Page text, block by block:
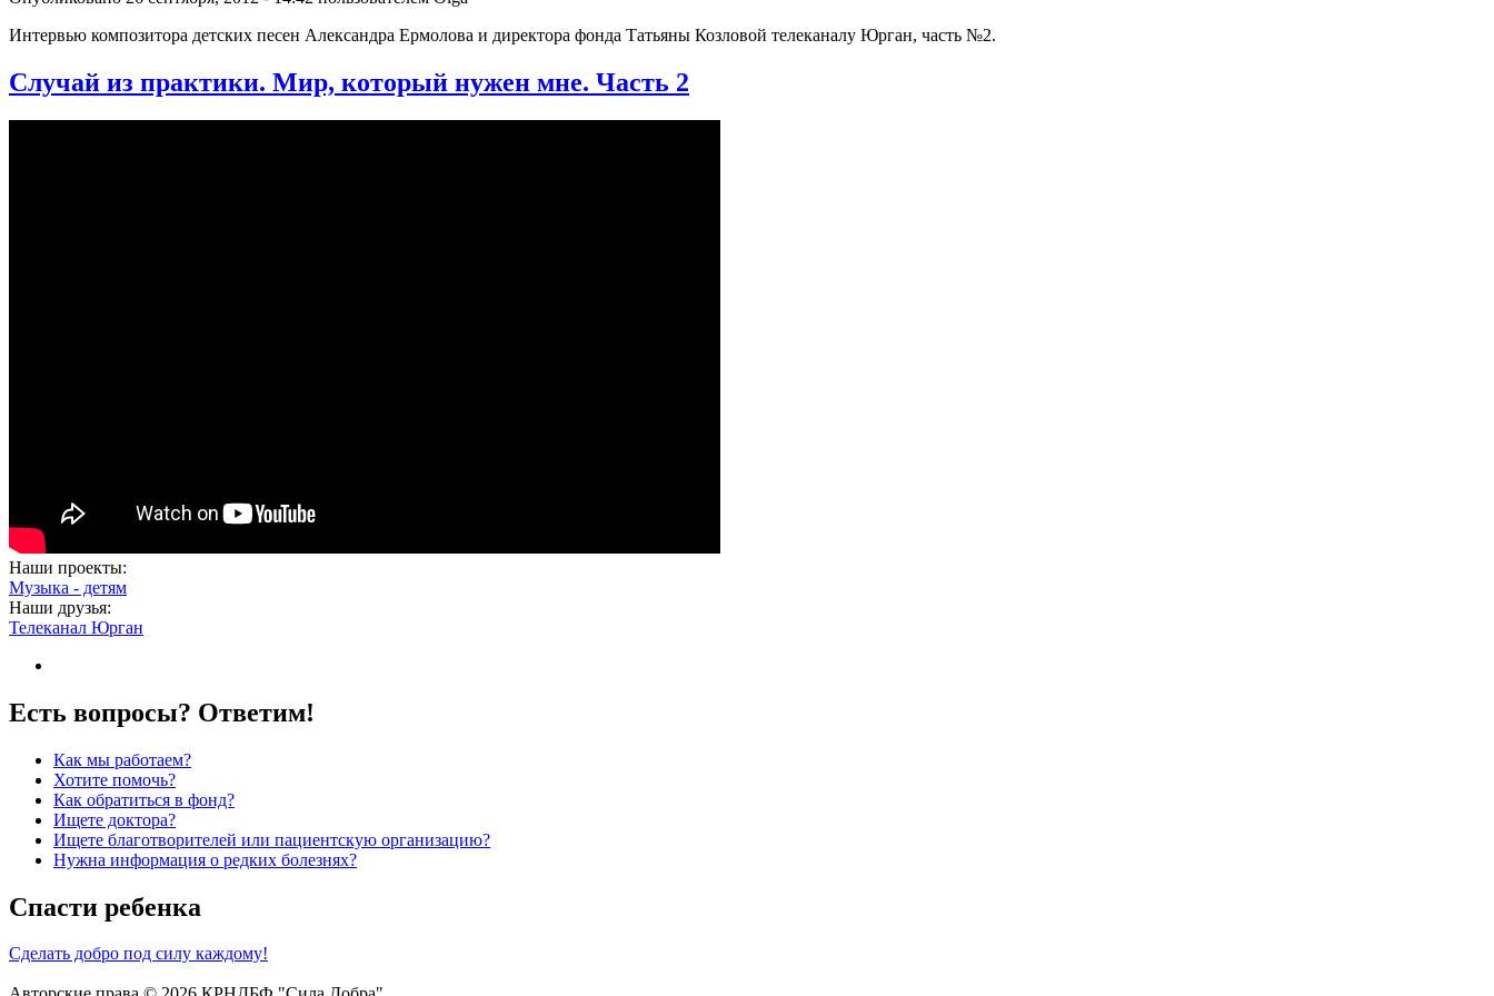
Интервью композитора детских песен Александра Ермолова и директора фонда Татьяны Козловой телеканалу Юрган, часть №2.
Случай из практики. Мир, который нужен мне. Часть 2
Наши проекты:
Музыка - детям
Наши друзья:
Телеканал Юрган
Есть вопросы? Ответим!
Как мы работаем?
Хотите помочь?
Как обратиться в фонд?
Ищете доктора?
Ищете благотворителей или пациентскую организацию?
Нужна информация о редких болезнях?
Спасти ребенка
Сделать добро под силу каждому!